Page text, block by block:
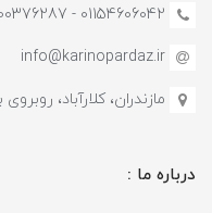
01154606042 - 09300376287
info@karinopardaz.ir
مازندران، کلارآباد،
درباره ما :